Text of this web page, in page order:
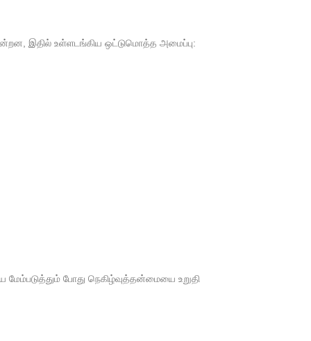
இதில் உள்ளடங்கிய ஒட்டுமொத்த அமைப்பு:
மேம்படுத்தும் போது நெகிழ்வுத்தன்மையை உறுதி